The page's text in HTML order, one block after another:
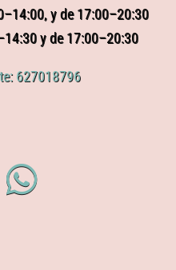
y de 17:00–20:30
y de 17:00–20:30
627018796